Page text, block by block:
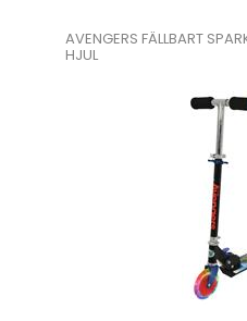
AVENGERS FÄLLBART
HJUL